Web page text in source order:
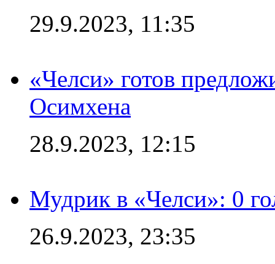
29.9.2023, 11:35
«Челси» готов
Осимхена
28.9.2023, 12:15
Мудрик в «Челси»: 0
26.9.2023, 23:35